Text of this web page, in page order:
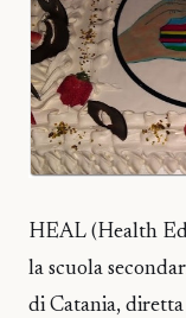
HEAL (Health
la scuola
di Catania,